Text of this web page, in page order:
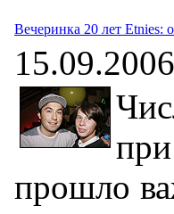
Вечеринка 20 лет Etnies:
15.09.2006
прошло